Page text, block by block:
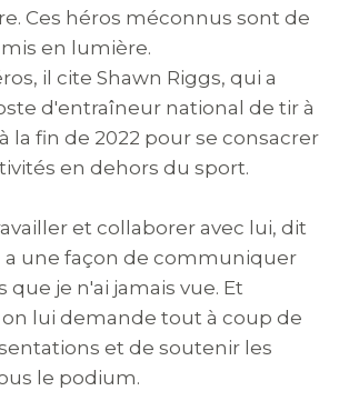
Ces héros méconnus sont de
en lumière.
il cite Shawn Riggs, qui a
d'entraîneur national de tir à
la fin de 2022 pour se consacrer
en dehors du sport.
et collaborer avec lui, dit
a une façon de communiquer
que je n'ai jamais vue. Et
lui demande tout à coup de
et de soutenir les
le podium.